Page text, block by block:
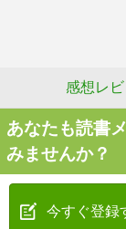
感想レ
あなたも読書
みませんか？
今すぐ登録